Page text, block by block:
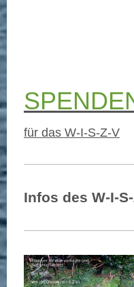
für das W-I-S-Z-V
Infos des W-I-